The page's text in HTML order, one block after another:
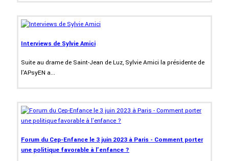
Interviews de Sylvie Amici
Suite au drame de Saint-Jean de Luz, Sylvie Amici la présidente de
l'APsyEN a...
Forum du Cep-Enfance le 3 juin 2023 à Paris - Comment porter
une politique favorable à l'enfance ?